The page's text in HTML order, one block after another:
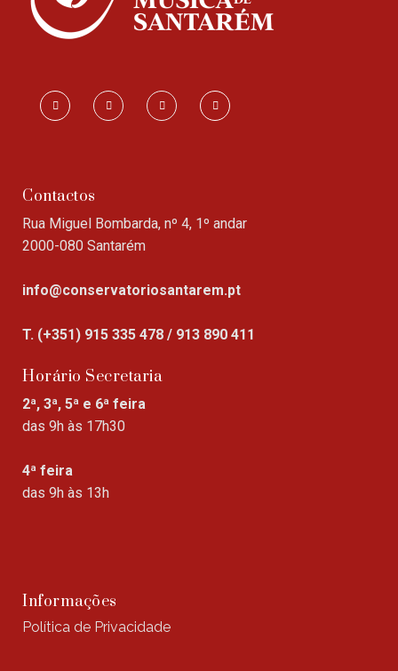
Contactos
Rua Miguel Bombarda, nº 4, 1º andar
2000-080 Santarém
info@conservatoriosantarem.pt
T. (+351) 915 335 478 / 913 890 411
Horário Secretaria
2ª, 3ª, 5ª e 6ª feira
das 9h às 17h30
4ª feira
das 9h às 13h
Informações
Política de Privacidade